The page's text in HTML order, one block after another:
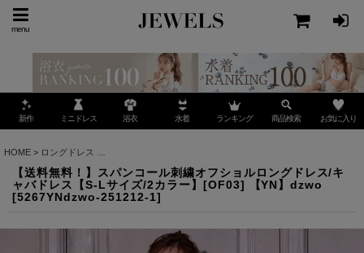
menu
新作 ミニドレス 浴衣 水着 ランキング 商品検索 お気に入り
HOME > ロングドレス
【送料無料！】スパンコール刺繍オフショルロングドレス/キ
ャバドレス【S-Lサイズ/2カラー】[OF03] 【YN】dzwo
[5267YNdzwo-251212-1]